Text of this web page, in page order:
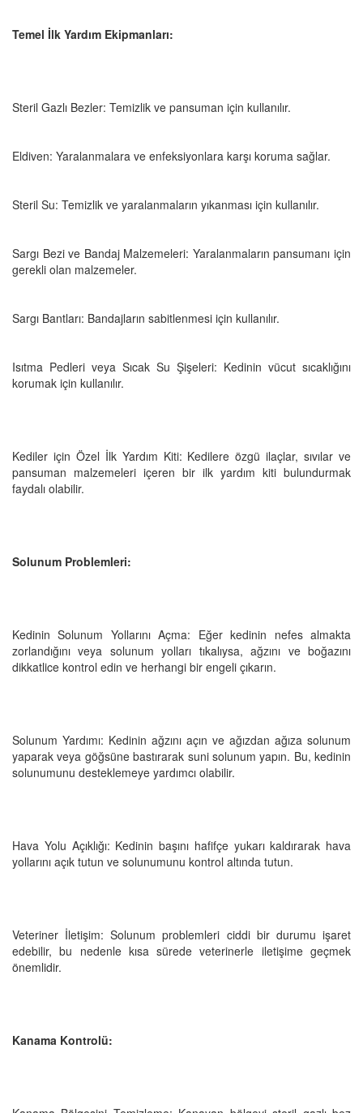
Temel İlk Yardım Ekipmanları:
Steril Gazlı Bezler: Temizlik ve pansuman için kullanılır.
Eldiven: Yaralanmalara ve enfeksiyonlara karşı koruma sağlar.
Steril Su: Temizlik ve yaralanmaların yıkanması için kullanılır.
Sargı Bezi ve Bandaj Malzemeleri: Yaralanmaların pansumanı için
gerekli olan malzemeler.
Sargı Bantları: Bandajların sabitlenmesi için kullanılır.
Isıtma Pedleri veya Sıcak Su Şişeleri: Kedinin vücut sıcaklığını
korumak için kullanılır.
Kediler için Özel İlk Yardım Kiti: Kedilere özgü ilaçlar, sıvılar ve
pansuman malzemeleri içeren bir ilk yardım kiti bulundurmak
faydalı olabilir.
Solunum Problemleri:
Kedinin Solunum Yollarını Açma: Eğer kedinin nefes almakta
zorlandığını veya solunum yolları tıkalıysa, ağzını ve boğazını
dikkatlice kontrol edin ve herhangi bir engeli çıkarın.
Solunum Yardımı: Kedinin ağzını açın ve ağızdan ağıza solunum
yaparak veya göğsüne bastırarak suni solunum yapın. Bu, kedinin
solunumunu desteklemeye yardımcı olabilir.
Hava Yolu Açıklığı: Kedinin başını hafifçe yukarı kaldırarak hava
yollarını açık tutun ve solunumunu kontrol altında tutun.
Veteriner İletişim: Solunum problemleri ciddi bir durumu işaret
edebilir, bu nedenle kısa sürede veterinerle iletişime geçmek
önemlidir.
Kanama Kontrolü: